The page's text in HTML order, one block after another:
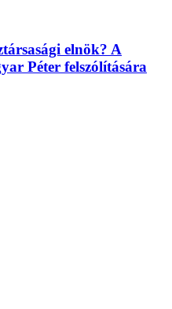
elnök? A
Péter felszólítására